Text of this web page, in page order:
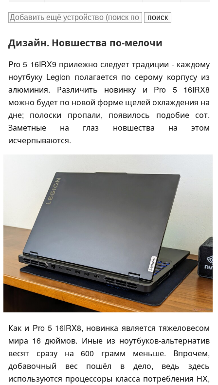
Дизайн. Новшества по-мелочи
Pro 5 16IRX9 прилежно следует традиции - каждому
ноутбуку Legion полагается по серому корпусу из
алюминия. Различить новинку и Pro 5 16IRX8
можно будет по новой форме щелей охлаждения на
дне; полоски пропали, появилось подобие сот.
Заметные на глаз новшества на этом
исчерпываются.
Как и Pro 5 16IRX8, новинка является тяжеловесом
мира 16 дюймов. Иные из ноутбуков-альтернатив
весят сразу на 600 грамм меньше. Впрочем,
добавочный вес пошёл в дело, ведь здесь
используются процессоры класса потребления HX,